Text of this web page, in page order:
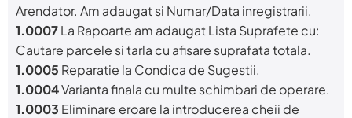
Arendator. Am adaugat si Numar/Data inregistrarii.
1.0007La Rapoarte am adaugat Lista Suprafete cu:
Cautare parcele si tarla cu afisare suprafata totala.
1.0005 Reparatie la Condica de Sugestii.
1.0004Varianta finala cu multe schimbari de operare.
1.0003 Eliminare eroare la introducerea cheii de